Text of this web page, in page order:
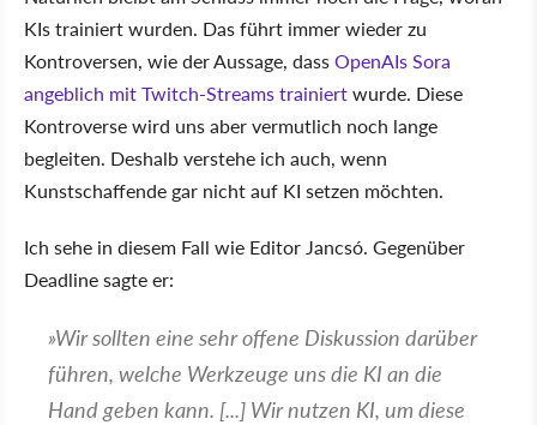
KIs trainiert wurden. Das führt immer wieder zu
Kontroversen, wie der Aussage, dassOpenAIs Sora
angeblich mit Twitch-Streams trainiertwurde. Diese
Kontroverse wird uns aber vermutlich noch lange
begleiten. Deshalb verstehe ich auch, wenn
Kunstschaffende gar nicht auf KI setzen möchten.
Ich sehe in diesem Fall wie Editor Jancsó. Gegenüber
Deadline sagte er:
Wir sollten eine sehr offene Diskussion darüber
führen, welche Werkzeuge uns die KI an die
Hand geben kann. [...] Wir nutzen KI, um diese